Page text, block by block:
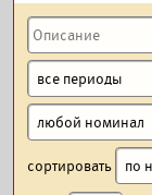
сортировать